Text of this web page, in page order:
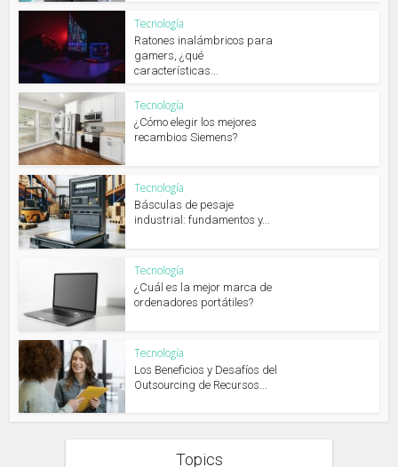
Tecnología
Ratones inalámbricos para
gamers, ¿qué
características...
Tecnología
¿Cómo elegir los mejores
recambios Siemens?
Tecnología
Básculas de pesaje
industrial: fundamentos y...
Tecnología
¿Cuál es la mejor marca de
ordenadores portátiles?
Tecnología
Los Beneficios y Desafíos del
Outsourcing de Recursos...
Topics